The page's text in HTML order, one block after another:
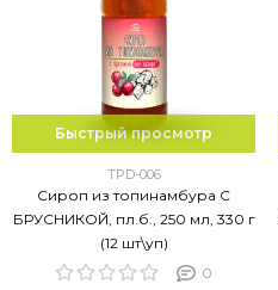
Быстрый просмотр
TPD-006
Сироп из топинамбура С
БРУСНИКОЙ, пл.б., 250 мл, 330 г
(12 шт\уп)
0